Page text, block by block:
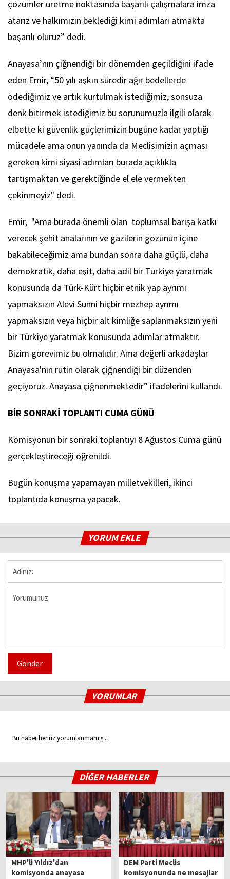
çözümler üretme noktasında başarılı çalışmalara imza
atarız ve halkımızın beklediği kimi adımları atmakta
başarılı oluruz” dedi.
Anayasa’nın çiğnendiği bir dönemden geçildiğini ifade
eden Emir, “50 yılı aşkın süredir ağır bedellerde
ödediğimiz ve artık kurtulmak istediğimiz, sonsuza
denk bitirmek istediğimiz bu sorunumuzla ilgili olarak
elbette ki güvenlik güçlerimizin bugüne kadar yaptığı
mücadele ama onun yanında da Meclisimizin açması
gereken kimi siyasi adımları burada açıklıkla
tartışmaktan ve gerektiğinde el ele vermekten
çekinmeyiz" dedi.
Emir, "Ama burada önemli olan toplumsal barışa katkı
verecek şehit analarının ve gazilerin gözünün içine
bakabileceğimiz ama bundan sonra daha güçlü, daha
demokratik, daha eşit, daha adil bir Türkiye yaratmak
konusunda da Türk-Kürt hiçbir etnik yap ayrımı
yapmaksızın Alevi Sünni hiçbir mezhep ayrımı
yapmaksızın veya hiçbir alt kimliğe saplanmaksızın yeni
bir Türkiye yaratmak konusunda adımlar atmaktır.
Bizim görevimiz bu olmalıdır. Ama değerli arkadaşlar
Anayasa'nın rutin olarak çiğnendiği bir düzenden
geçiyoruz. Anayasa çiğnenmektedir” ifadelerini kullandı.
BİR SONRAKİ TOPLANTI CUMA GÜNÜ
Komisyonun bir sonraki toplantıyı 8 Ağustos Cuma günü
gerçekleştireceği öğrenildi.
Bugün konuşma yapamayan milletvekilleri, ikinci
toplantıda konuşma yapacak.
YORUM EKLE
Gönder
YORUMLAR
Bu haber henüz yorumlanmamış...
DİĞER HABERLER
MHP'li Yıldız'dan
komisyonda anayasa
DEM Parti Meclis
komisyonunda ne mesajlar